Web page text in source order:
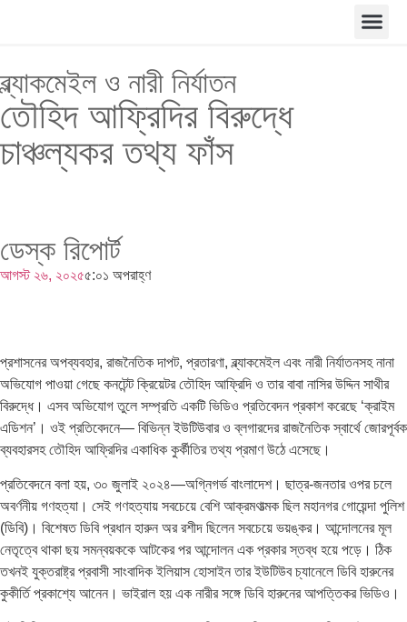
ব্ল্যাকমেইল ও নারী নির্যাতন
তৌহিদ আফ্রিদির বিরুদ্ধে
চাঞ্চল্যকর তথ্য ফাঁস
ডেস্ক রিপোর্ট
আগস্ট ২৬, ২০২৫৫:০১ অপরাহ্ণ
প্রশাসনের অপব্যবহার, রাজনৈতিক দাপট, প্রতারণা, ব্ল্যাকমেইল এবং নারী নির্যাতনসহ নানা
অভিযোগ পাওয়া গেছে কনটেন্ট ক্রিয়েটর তৌহিদ আফ্রিদি ও তার বাবা নাসির উদ্দিন সাথীর
বিরুদ্ধে। এসব অভিযোগ তুলে সম্প্রতি একটি ভিডিও প্রতিবেদন প্রকাশ করেছে ‘ক্রাইম
এডিশন’। ওই প্রতিবেদনে— বিভিন্ন ইউটিউবার ও ব্লগারদের রাজনৈতিক স্বার্থে জোরপূর্বক
ব্যবহারসহ তৌহিদ আফ্রিদির একাধিক কুর্কীতির তথ্য প্রমাণ উঠে এসেছে।
প্রতিবেদনে বলা হয়, ৩০ জুলাই ২০২৪—অগ্নিগর্ভ বাংলাদেশ। ছাত্র-জনতার ওপর চলে
অবর্ণনীয় গণহত্যা। সেই গণহত্যায় সবচেয়ে বেশি আক্রমণাত্মক ছিল মহানগর গোয়েন্দা পুলিশ
(ডিবি)। বিশেষত ডিবি প্রধান হারুন অর রশীদ ছিলেন সবচেয়ে ভয়ঙ্কর। আন্দোলনের মূল
নেতৃত্বে থাকা ছয় সমন্বয়ককে আটকের পর আন্দোলন এক প্রকার স্তব্ধ হয়ে পড়ে। ঠিক
তখনই যুক্তরাষ্ট্র প্রবাসী সাংবাদিক ইলিয়াস হোসাইন তার ইউটিউব চ্যানেলে ডিবি হারুনের
কুকীর্তি প্রকাশ্যে আনেন। ভাইরাল হয় এক নারীর সঙ্গে ডিবি হারুনের আপত্তিকর ভিডিও।